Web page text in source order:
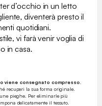
d’occhio in un letto
diventerà presto il
quotidiani.
vi farà venir voglia di
in casa.
consegnato compresso.
recuperi la sua forma originale.
pieghe. Per eliminarle più
delicatamente il tessuto.